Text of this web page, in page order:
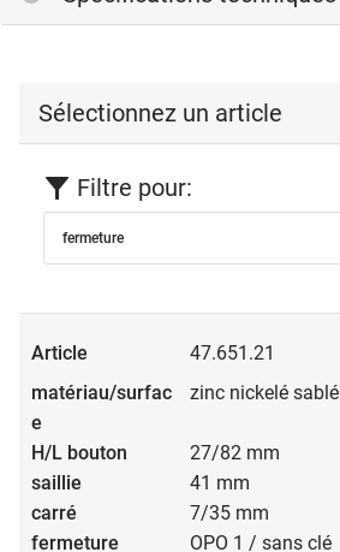
Sélectionnez un article
Filtre pour:
fermeture
47.651.21
zinc nickelé sablé
27/82 mm
41 mm
7/35 mm
OPO 1 / sans clé